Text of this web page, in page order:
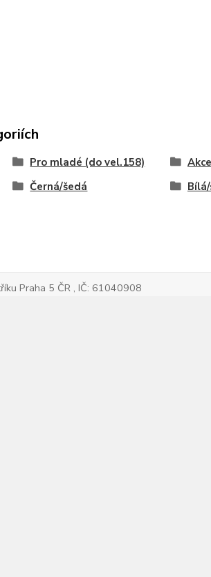
Pro mladé (do vel.158) Akce
Černá/šedá
Praha 5 ČR , IČ: 61040908